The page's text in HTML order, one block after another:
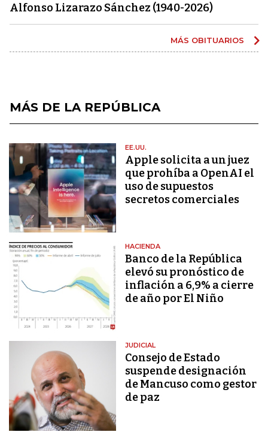
Alfonso Lizarazo Sánchez (1940-2026)
MÁS OBITUARIOS
MÁS DE LA REPÚBLICA
EE.UU.
Apple solicita a un juez
que prohíba a OpenAI el
uso de supuestos
secretos comerciales
HACIENDA
Banco de la República
elevó su pronóstico de
inflación a 6,9% a cierre
de año por El Niño
JUDICIAL
Consejo de Estado
suspende designación
de Mancuso como gestor
de paz